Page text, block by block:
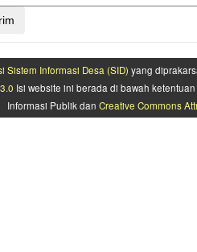
Sistem Informasi Desa (SID) yang
Isi website ini berada di bawah
Informasi Publik dan Creative Commons